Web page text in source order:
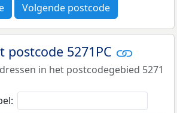
Volgende postcode
postcode 5271PC
in het postcodegebied 5271